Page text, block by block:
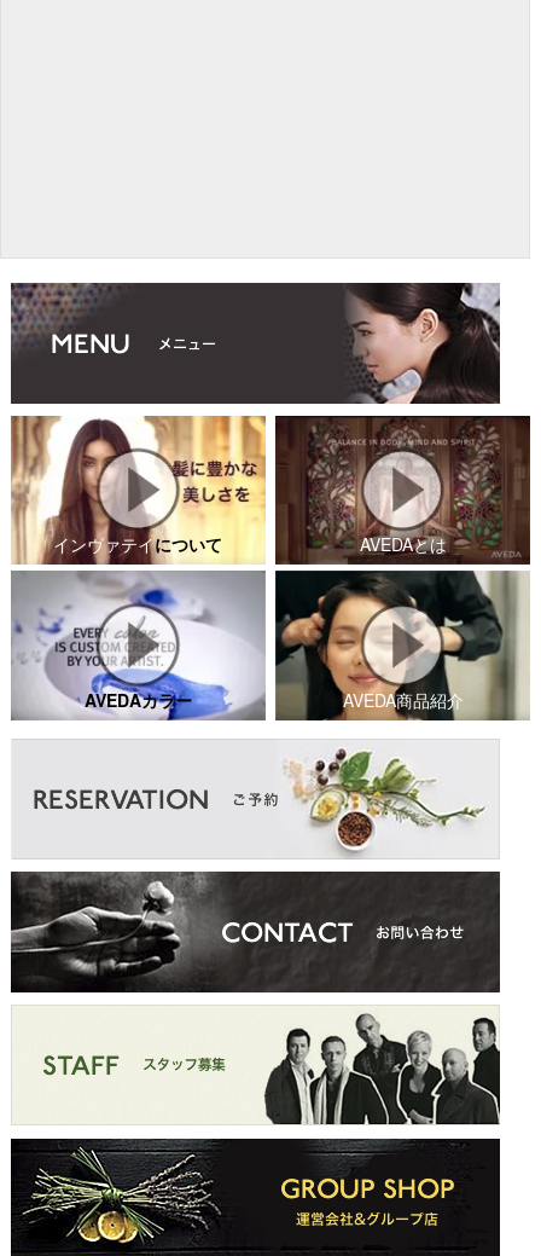
インヴァテイについて AVEDAとは
AVEDAカラー AVEDA商品紹介